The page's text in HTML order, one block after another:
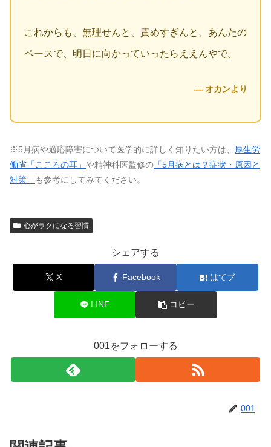
これからも、無理せんと、責めすぎんと、あんたの
ペースで、明日に向かっていったらええんやで。
― オカンより
※5月病や適応障害について医学的に詳しく知りたい方は、
厚生労
働省「こころの耳」 や精神科医監修の 「5月病とは？症状・原因と
対策」
も参考にしてみてください。
心がラクになる習慣
シェアする
X Facebook はてブ
LINE コピー
001をフォローする
001